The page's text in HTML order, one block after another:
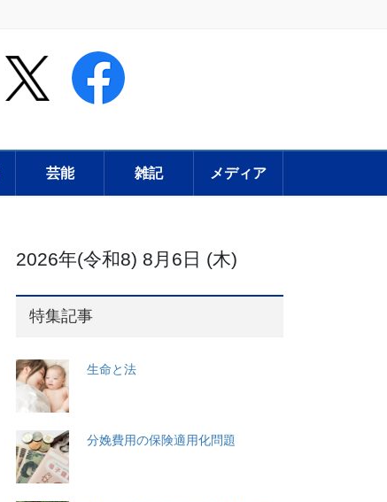
芸能 雑記 メディア
2026年(令和8) 8月6日 (木)
特集記事
生命と法
分娩費用の保険適用化問題